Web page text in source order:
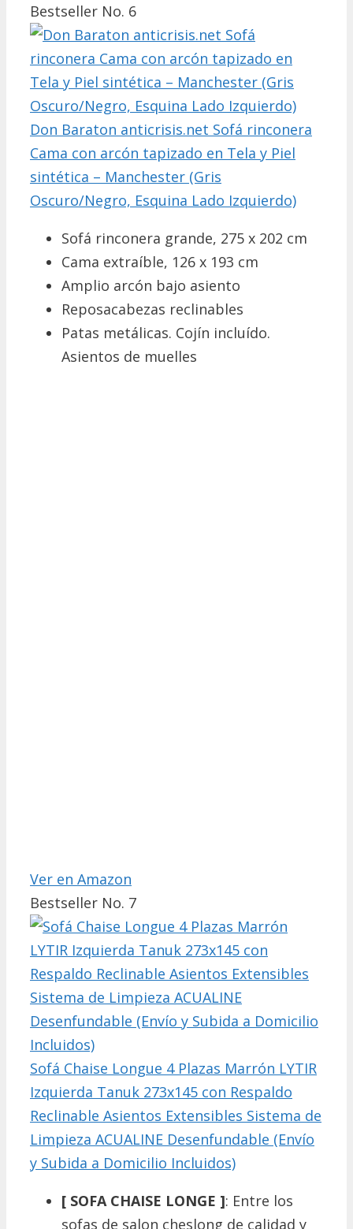
Bestseller No. 6
Don Baraton anticrisis.net Sofá rinconera
Cama con arcón tapizado en Tela y Piel
sintética – Manchester (Gris
Oscuro/Negro, Esquina Lado Izquierdo)
Sofá rinconera grande, 275 x 202 cm
Cama extraíble, 126 x 193 cm
Amplio arcón bajo asiento
Reposacabezas reclinables
Patas metálicas. Cojín incluído.
Asientos de muelles
Ver en Amazon
Bestseller No. 7
Sofá Chaise Longue 4 Plazas Marrón LYTIR
Izquierda Tanuk 273x145 con Respaldo
Reclinable Asientos Extensibles Sistema de
Limpieza ACUALINE Desenfundable (Envío
y Subida a Domicilio Incluidos)
[ SOFA CHAISE LONGE ]: Entre los
sofas de salon cheslong de calidad y